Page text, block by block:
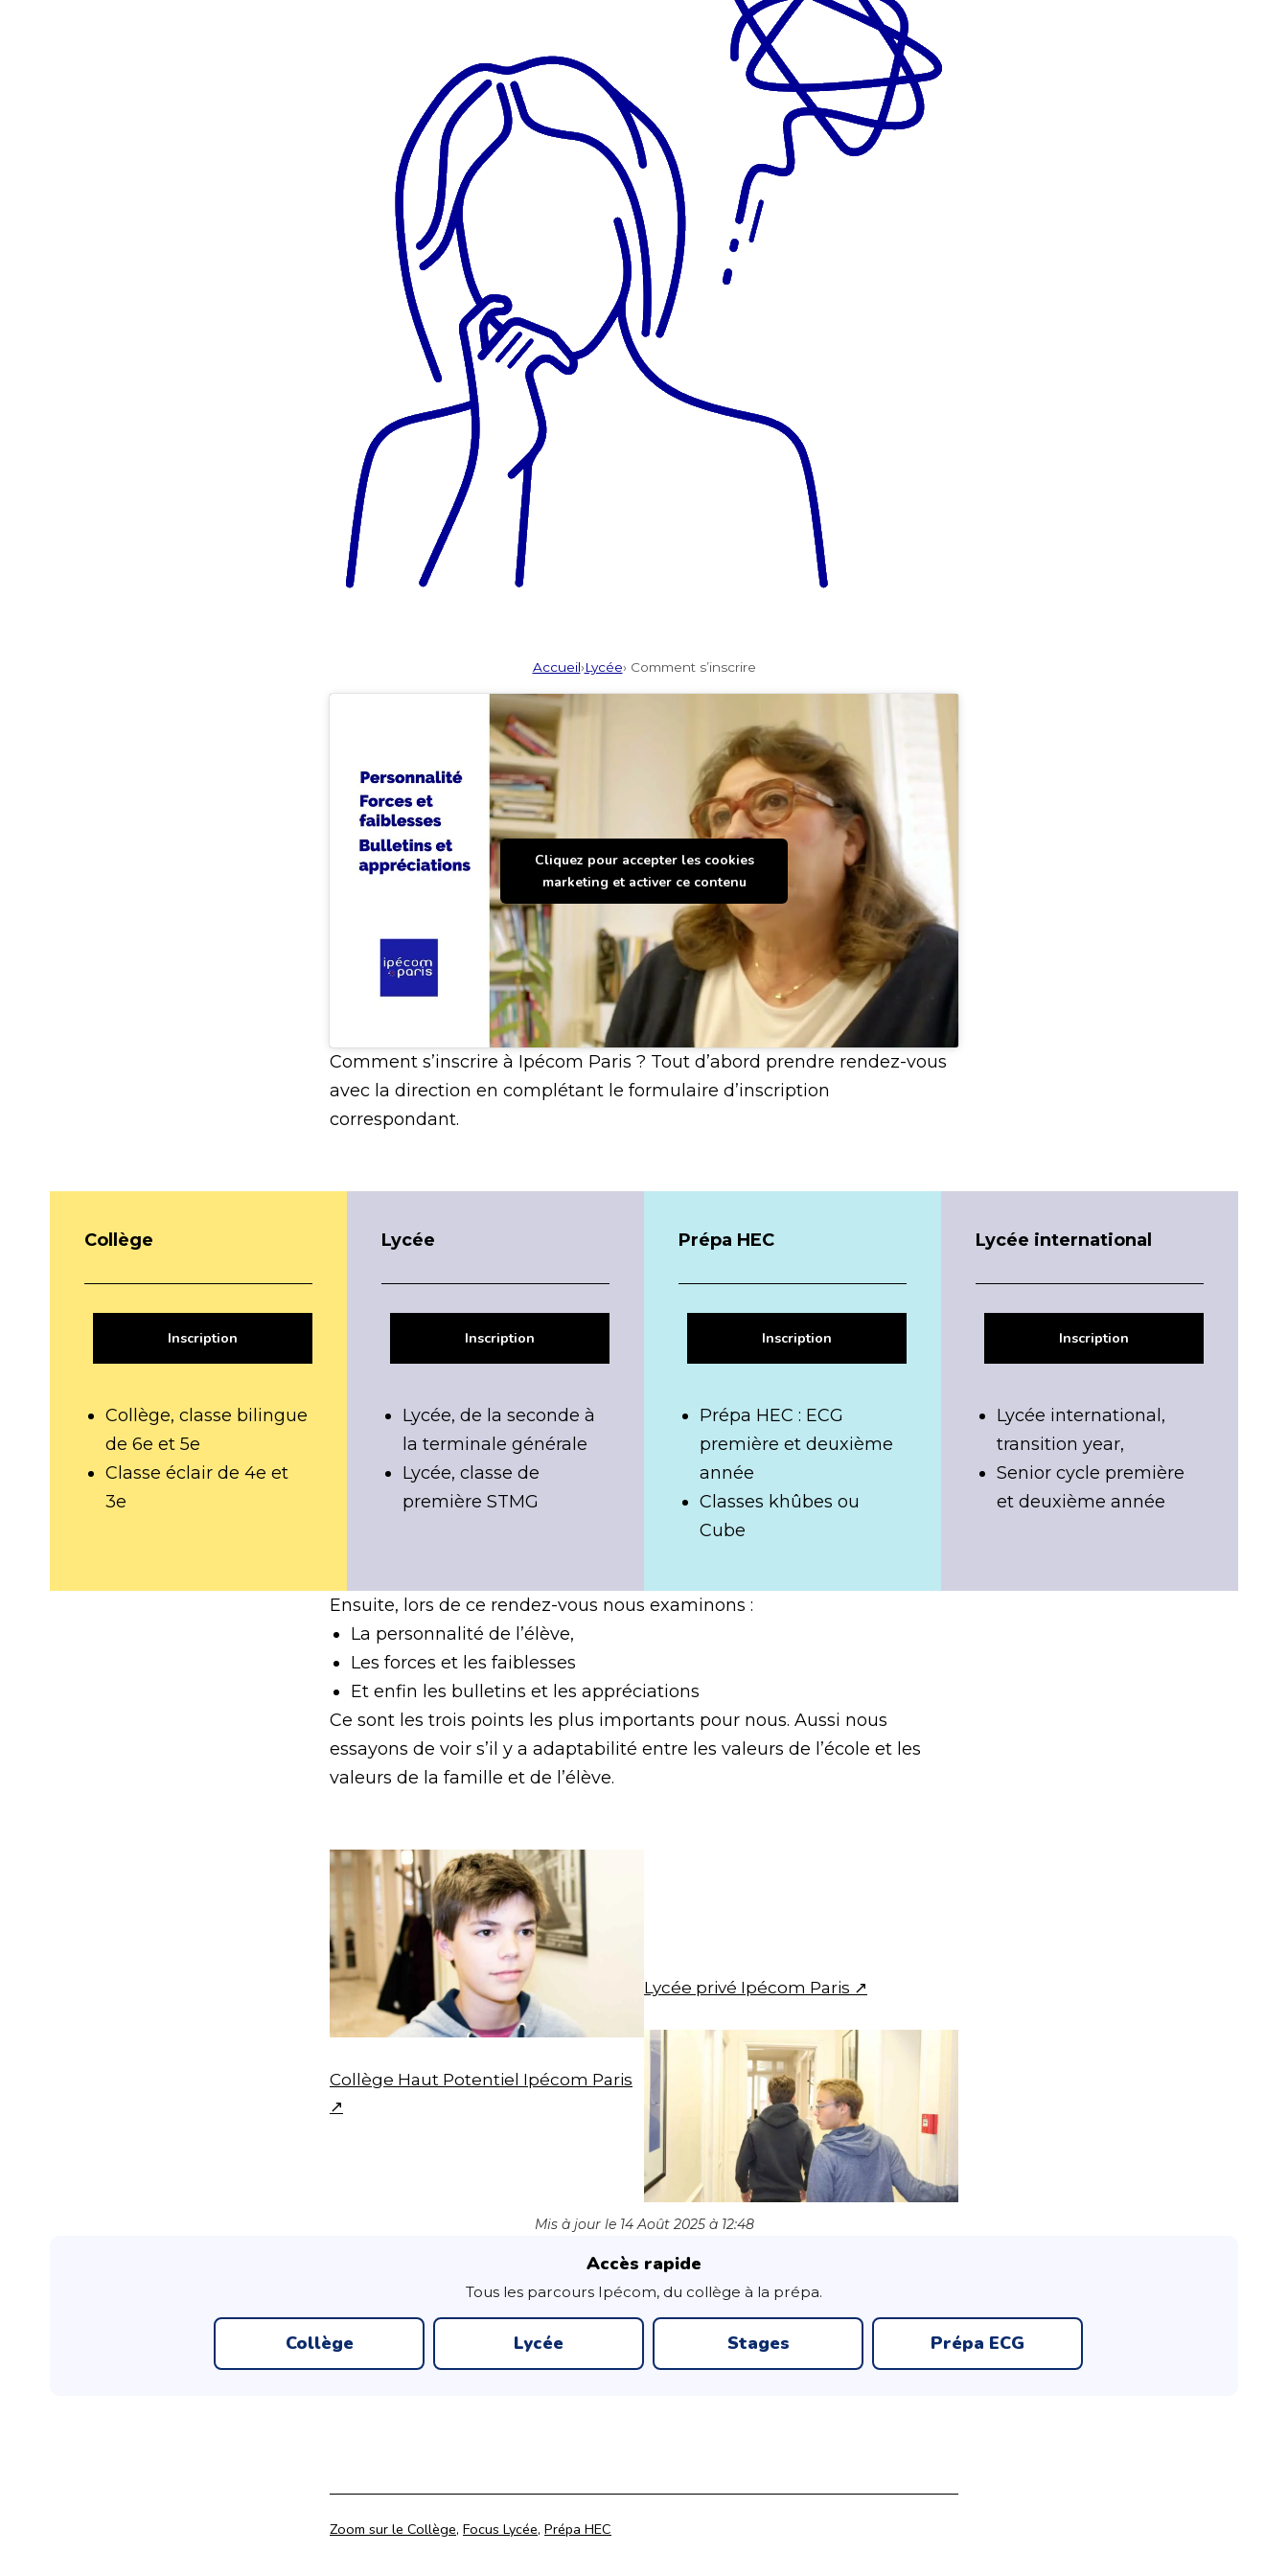
Accueil›Lycée› Comment s’inscrire
Cliquez pour accepter les cookies
marketing et activer ce contenu
Comment s’inscrire à Ipécom Paris ? Tout d’abord prendre rendez-vous
avec la direction en complétant le formulaire d’inscription
correspondant.
Collège
Inscription
Collège, classe bilingue
de 6e et 5e
Classe éclair de 4e et
3e
Lycée
Inscription
Lycée, de la seconde à
la terminale générale
Lycée, classe de
première STMG
Prépa HEC
Inscription
Prépa HEC : ECG
première et deuxième
année
Classes khûbes ou
Cube
Lycée international
Inscription
Lycée international,
transition year,
Senior cycle première
et deuxième année
Ensuite, lors de ce rendez-vous nous examinons :
La personnalité de l’élève,
Les forces et les faiblesses
Et enfin les bulletins et les appréciations
Ce sont les trois points les plus importants pour nous. Aussi nous
essayons de voir s’il y a adaptabilité entre les valeurs de l’école et les
valeurs de la famille et de l’élève.
Collège Haut Potentiel Ipécom Paris
↗
Lycée privé Ipécom Paris ↗
Mis à jour le 14 Août 2025 à 12:48
Accès rapide
Tous les parcours Ipécom, du collège à la prépa.
Collège Lycée Stages Prépa ECG
Catégorisé
Zoom sur le Collège, Focus Lycée, Prépa HEC